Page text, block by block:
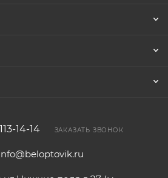
14-14 ЗАКАЗАТЬ ЗВОНОК